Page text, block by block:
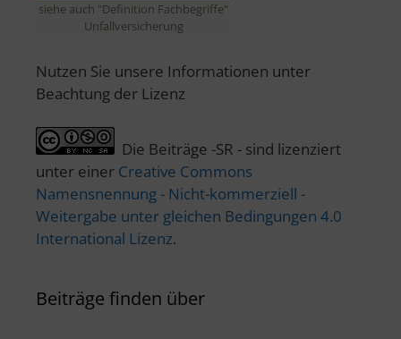
siehe auch "Definition Fachbegriffe"
Unfallversicherung
Nutzen Sie unsere Informationen unter
Beachtung der Lizenz
Die Beiträge -SR - sind lizenziert
unter einer Creative Commons
Namensnennung - Nicht-kommerziell -
Weitergabe unter gleichen Bedingungen 4.0
International Lizenz.
Beiträge finden über